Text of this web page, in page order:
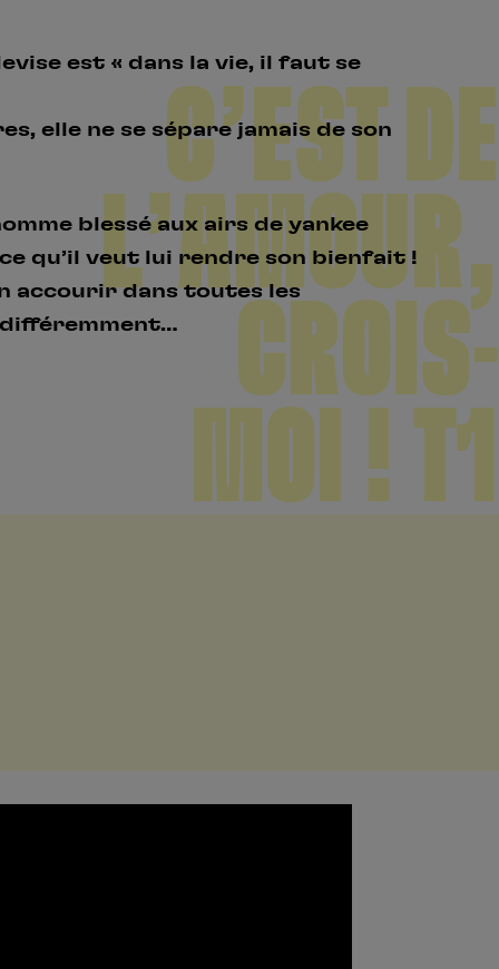
est « dans la vie, il faut se
elle ne se sépare jamais de son
blessé aux airs de yankee
qu’il veut lui rendre son bienfait !
accourir dans toutes les
différemment…
C’EST DE
L’AMOUR,
CROIS-
MOI ! T1